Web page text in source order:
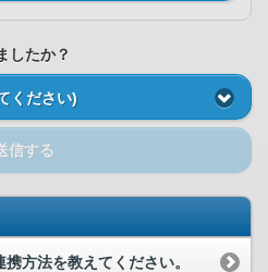
したか？
ください)
信する
方法を教えてください。